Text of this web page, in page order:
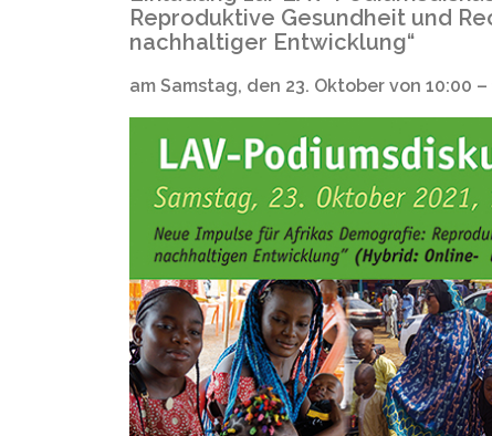
Reproduktive Gesundheit und
nachhaltiger Entwicklung“
am Samstag, den 23. Oktober von 10:00 –